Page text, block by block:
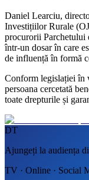
Daniel Learciu,
Investițiilor Rurale
procurorii Parchetului
într-un dosar în care
de influență în formă
Conform legislației în
persoana cercetată
toate drepturile și
DT
Ajungeți la audiența
TV · Online · Social